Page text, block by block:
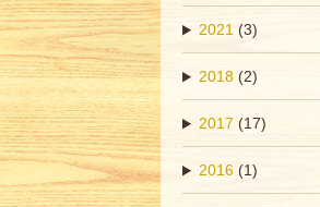
2021 (3)
2018 (2)
2017 (17)
2016 (1)